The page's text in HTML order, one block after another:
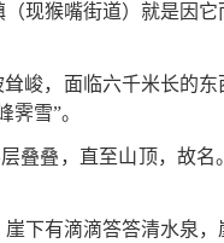
现猴嘴街道）就是因
峻，面临六千米长的
雪”。
叠叠，直至山顶，故名
下有滴滴答答清水泉